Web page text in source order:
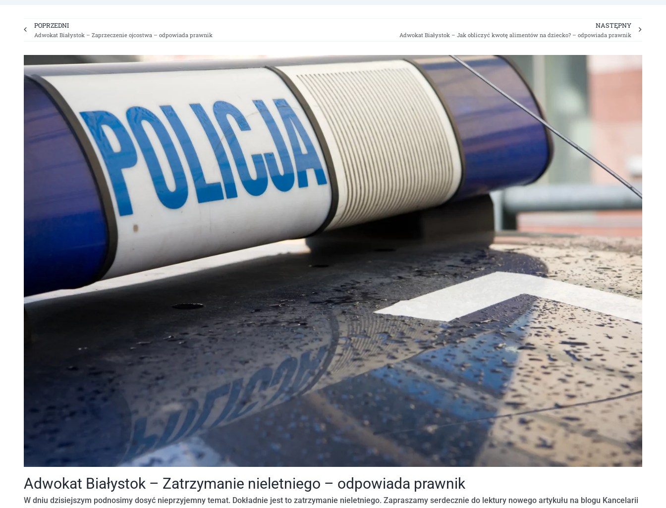
Prev
POPRZEDNI
Adwokat Białystok – Zaprzeczenie ojcostwa – odpowiada prawnik
NASTĘPNY
Adwokat Białystok – Jak obliczyć kwotę alimentów na dziecko? – odpowiada prawnik
Adwokat Białystok – Zatrzymanie nieletniego – odpowiada prawnik
W dniu dzisiejszym podnosimy dosyć nieprzyjemny temat. Dokładnie jest to zatrzymanie nieletniego. Zapraszamy serdecznie do lektury nowego artykułu na blogu Kancelarii